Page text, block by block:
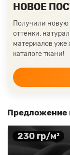
Ткани красного
Изумрудный цвет
Ткани желтого
Цвет ткани бежевый
НОВОЕ
Получили новую
оттенки,
материалов уже
каталоге ткани!
Предложение
230 гр/м²